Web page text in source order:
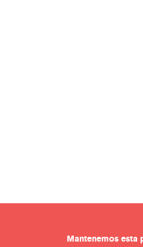
Mantenemos